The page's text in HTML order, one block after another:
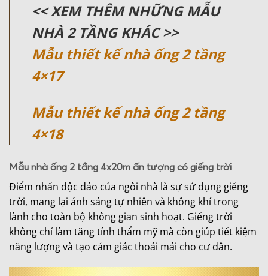
<< XEM THÊM NHỮNG MẪU
NHÀ 2 TẦNG KHÁC >>
Mẫu thiết kế nhà ống 2 tầng
4×17
Mẫu thiết kế nhà ống 2 tầng
4×18
Mẫu nhà ống 2 tầng 4x20m ấn tượng có giếng trời
Điểm nhấn độc đáo của ngôi nhà là sự sử dụng giếng
trời, mang lại ánh sáng tự nhiên và không khí trong
lành cho toàn bộ không gian sinh hoạt. Giếng trời
không chỉ làm tăng tính thẩm mỹ mà còn giúp tiết kiệm
năng lượng và tạo cảm giác thoải mái cho cư dân.